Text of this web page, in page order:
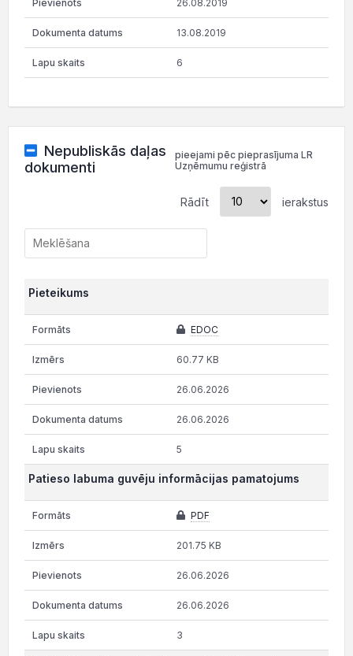
26.08.2019
13.08.2019
6
Nepubliskās daļas
dokumenti
pieejami pēc pieprasījuma LR
Uzņēmumu reģistrā
Rādīt ierakstus
Pieteikums
EDOC
60.77 KB
26.06.2026
26.06.2026
5
Patieso labuma guvēju informācijas pamatojums
PDF
201.75 KB
26.06.2026
26.06.2026
3